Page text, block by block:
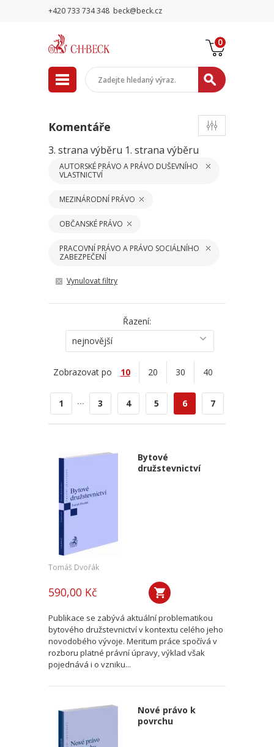
+420 733 734 348 beck@beck.cz
0
Komentáře
3. strana výběru 1. strana výběru
AUTORSKÉ PRÁVO A PRÁVO DUŠEVNÍHO
VLASTNICTVÍ
MEZINÁRODNÍ PRÁVO
OBČANSKÉ PRÁVO
PRACOVNÍ PRÁVO A PRÁVO SOCIÁLNÍHO
ZABEZPEČENÍ
Vynulovat filtry
Řazení:
nejnovější
Zobrazovat po 10 20 30 40
1 ... 3 4 5 6 7
Bytové
družstevnictví
Tomáš Dvořák
590,00 Kč
Publikace se zabývá aktuální problematikou
bytového družstevnictví v kontextu celého jeho
novodobého vývoje. Meritum práce spočívá v
rozboru platné právní úpravy, výklad však
pojednává i o vzniku...
Nové právo k
povrchu